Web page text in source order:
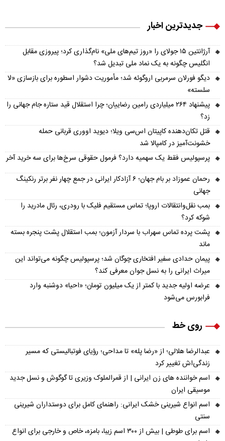
جدیدترین اخبار
آرژانتین ۱۵ جولای را «روز تیم‌های ملی» نام‌گذاری کرد؛ پیروزی مقابل
انگلیس چگونه به یک نماد ملی تبدیل شد؟
دیگو فورلان سرمربی اروگوئه شد؛ مأموریت دشوار اسطوره برای بازسازی «لا
سلسته»
پیشنهاد ۲۶۴ میلیاردی رامین رضاییان؛ چرا استقلال قید ستاره جام جهانی را
زد؟
قتل تکان‌دهنده کاپیتان اس‌سی ویلا؛ دیوید اووری قربانی حمله
خشونت‌آمیز در کامپالا شد
پرسپولیس فقط یک سهمیه دارد؟ فرمول حقوقی سرخ‌ها برای سه خرید آخر
رحمان عموزاد بر بام جهان؛ ۶ آزادکار ایرانی در جمع چهار نفر برتر رنکینگ
جهانی
بمب نقل‌وانتقالات اروپا؛ تماس مستقیم فلیک با رودری، رئال مادرید را
شوکه کرد؟
پشت پرده تماس سهراب با سردار آزمون؛ بمب استقلال پشت پنجره بسته
ماند
پیمان حدادی سفیر افتخاری چوگان شد؛ پرسپولیس چگونه می‌تواند این
میراث ایرانی را به نسل جوان معرفی کند؟
عرضه اولیه جدید با کمتر از یک میلیون تومان؛ «احیا» دوشنبه وارد
فرابورس می‌شود
روی خط
عبدالرضا هلالی؛ از «رضا پله» تا مداحی؛ رؤیای فوتبالیستی که مسیر
زندگی‌اش تغییر کرد
اسم خواننده های زن ایرانی | از قمرالملوک وزیری تا گوگوش و نسل جدید
موسیقی ایران
اسم انواع شیرینی خشک ایرانی: راهنمای کامل برای دوستداران شیرینی
سنتی
اسم برای طوطی | بیش از ۳۰۰ اسم زیبا، بامزه، خاص و خارجی برای انواع